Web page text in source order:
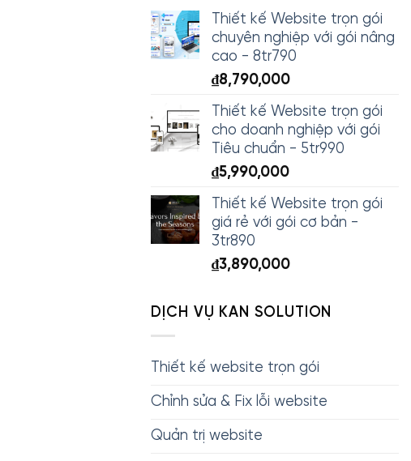
Thiết kế Website trọn gói
chuyên nghiệp với gói nâng
cao - 8tr790
₫8,790,000
Thiết kế Website trọn gói
cho doanh nghiệp với gói
Tiêu chuẩn - 5tr990
₫5,990,000
Thiết kế Website trọn gói
giá rẻ với gói cơ bản -
3tr890
₫3,890,000
DỊCH VỤ KAN SOLUTION
Thiết kế website trọn gói
Chỉnh sửa & Fix lỗi website
Quản trị website